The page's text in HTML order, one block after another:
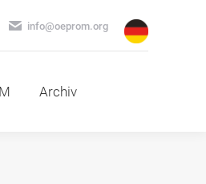
info@oeprom.org
Archiv
Archiv